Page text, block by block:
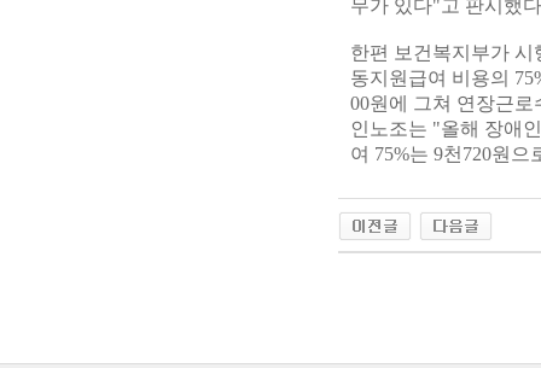
무가 있다"고 판시했
한편 보건복지부가
동지원급여 비용의
00원에 그쳐 연장근
인노조는 "올해 장애
여 75%는 9천720원